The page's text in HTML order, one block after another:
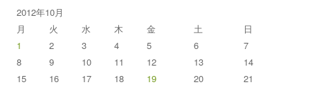
2012年10月
月
火 水 木 金 土 日
1 2 3 4 5 6
7
8
9 10 11 12 13
14
15
16 17 18 19 20
21